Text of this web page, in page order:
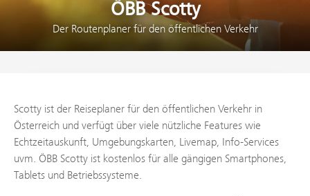
ÖBB Scotty
Der Routenplaner für den öffentlichen Verkehr
Scotty ist der Reiseplaner für den öffentlichen Verkehr in
Österreich und verfügt über viele nützliche Features wie
Echtzeitauskunft, Umgebungskarten, Livemap, Info-Services
uvm. ÖBB Scotty ist kostenlos für alle gängigen Smartphones,
Tablets und Betriebssysteme.